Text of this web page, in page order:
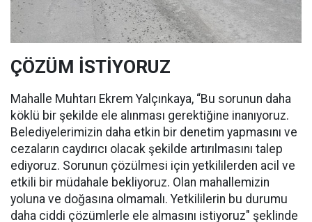
ÇÖZÜM İSTİYORUZ
Mahalle Muhtarı Ekrem Yalçınkaya, “Bu sorunun daha
köklü bir şekilde ele alınması gerektiğine inanıyoruz.
Belediyelerimizin daha etkin bir denetim yapmasını ve
cezaların caydırıcı olacak şekilde artırılmasını talep
ediyoruz. Sorunun çözülmesi için yetkililerden acil ve
etkili bir müdahale bekliyoruz. Olan mahallemizin
yoluna ve doğasına olmamalı. Yetkililerin bu durumu
daha ciddi çözümlerle ele almasını istiyoruz" şeklinde